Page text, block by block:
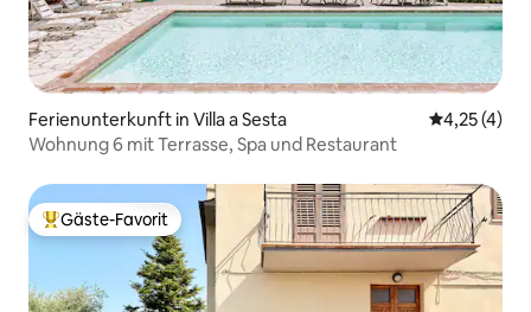
Ferienunterkunft in Villa a Sesta
4,25 (4)
Wohnung 6 mit Terrasse, Spa und Restaurant
Beliebter Gäste-Favorit.
Gäste-Favorit